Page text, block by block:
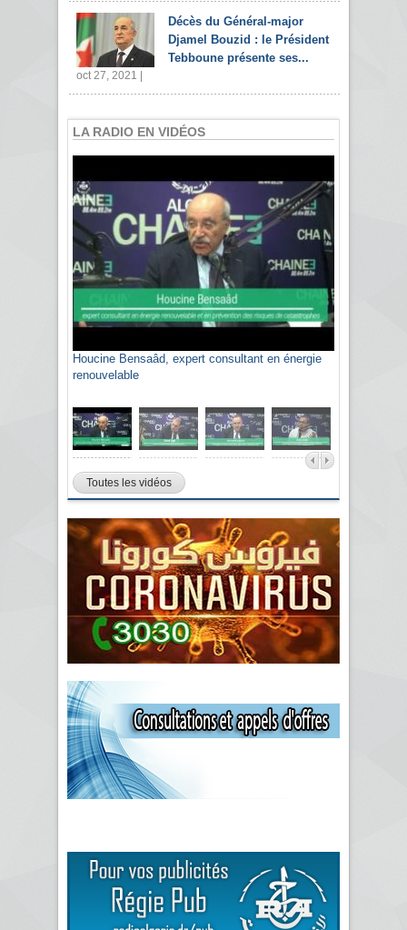
Décès du Général-major
Djamel Bouzid : le Président
Tebboune présente ses...
oct 27, 2021 |
LA RADIO EN VIDÉOS
Houcine Bensaâd, expert consultant en énergie
renouvelable
Sami Agli, président de la Confédération
algérienne du patronat citoyen CAPC
Toutes les vidéos